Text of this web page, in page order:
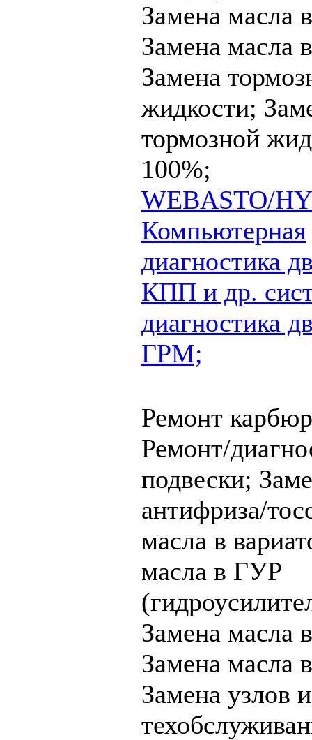
Замена масла
Замена
Замена
жидкости;
тормозной
100%;
WEBASTO/
Компьютерная
диагностика
КПП и др.
диагностика
ГРМ;
Ремонт
Ремонт/
подвески;
антифриза/
масла в
масла в ГУР
Замена масла
Замена
Замена узлов